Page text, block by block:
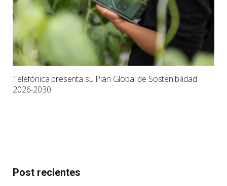
Telefónica presenta su Plan Global de Sostenibilidad
2026-2030
Post recientes